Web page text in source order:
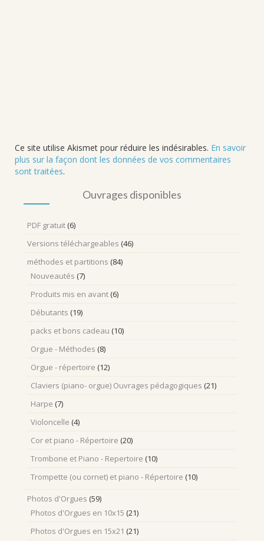
Ce site utilise Akismet pour réduire les indésirables. En savoir
plus sur la façon dont les données de vos commentaires
sont traitées.
Ouvrages disponibles
PDF gratuit (6)
Versions téléchargeables (46)
méthodes et partitions (84)
Nouveautés (7)
Produits mis en avant (6)
Débutants (19)
packs et bons cadeau (10)
Orgue - Méthodes (8)
Orgue - répertoire (12)
Claviers (piano- orgue) Ouvrages pédagogiques (21)
Harpe (7)
Violoncelle (4)
Cor et piano - Répertoire (20)
Trombone et Piano - Repertoire (10)
Trompette (ou cornet) et piano - Répertoire (10)
Photos d'Orgues (59)
Photos d'Orgues en 10x15 (21)
Photos d'Orgues en 15x21 (21)